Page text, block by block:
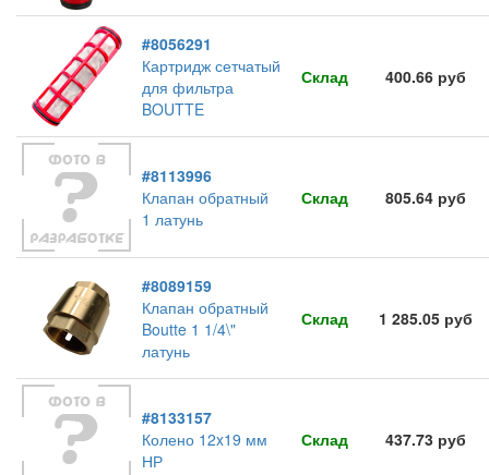
#8056291
Картридж сетчатый
для фильтра
BOUTTE
Склад 400.66 руб
#8113996
Клапан обратный
1 латунь
Склад 805.64 руб
#8089159
Клапан обратный
Boutte 1 1/4\"
латунь
Склад 1 285.05 руб
#8133157
Колено 12x19 мм
НР
Склад 437.73 руб